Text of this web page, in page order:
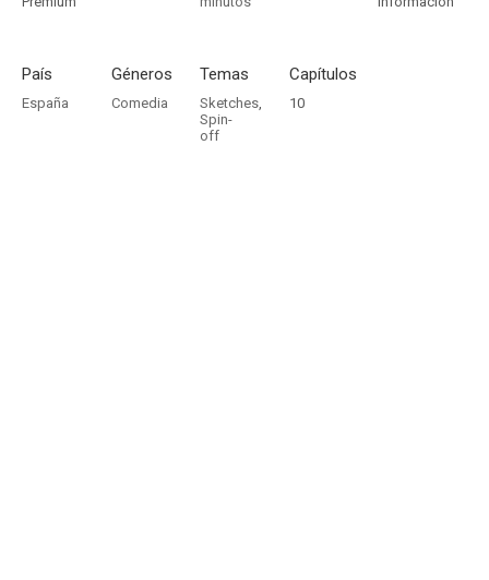
País
España
Géneros
Comedia
Temas
Sketches,
Spin-
off
Capítulos
10